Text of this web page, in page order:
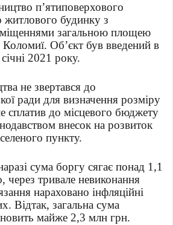
п’ятиповерхового
житлового будинку з
загальною площею
Об’єкт був введений в
2021 року.
не звертався до
ради для визначення розміру
сплатив до місцевого бюджету
внесок на розвиток
пункту.
сума боргу сягає понад 1,1
через тривале невиконання
нараховано інфляційні
Відтак, загальна сума
майже 2,3 млн грн.